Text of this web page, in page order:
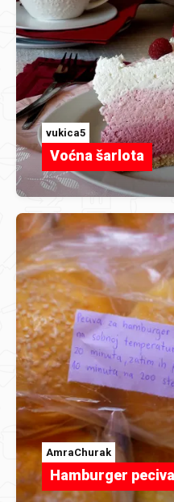
vukica5
Voćna šarlota
AmraChurak
Hamburger